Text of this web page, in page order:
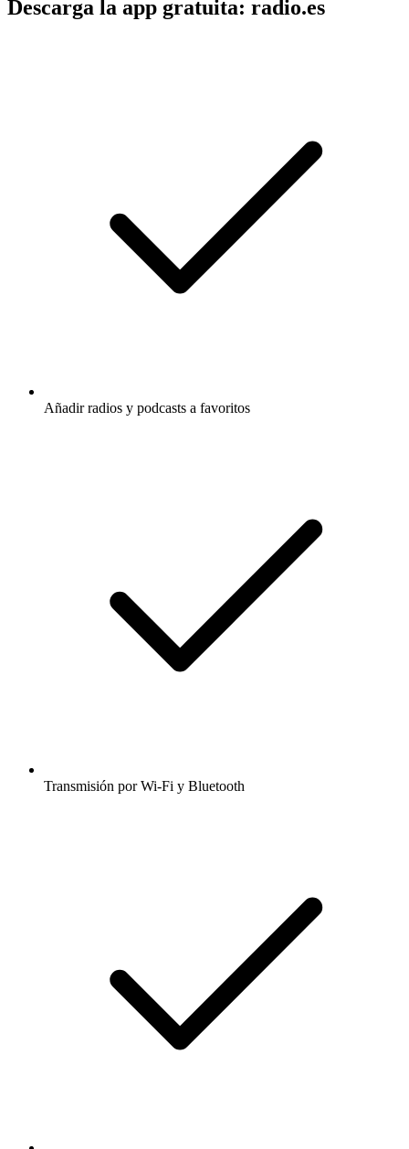
Descarga la app gratuita: radio.es
Añadir radios y podcasts a favoritos
Transmisión por Wi-Fi y Bluetooth